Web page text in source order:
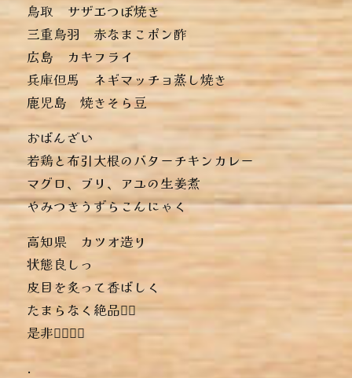
︎鳥取 サザエつぼ焼き
︎三重鳥羽 赤なまこポン酢
︎広島 カキフライ
︎兵庫但馬 ネギマッチョ蒸し焼き
︎鹿児島 焼きそら豆
おばんざい
︎若鶏と布引大根のバターチキンカレー
︎マグロ、ブリ、アユの生姜煮
︎やみつきうずらこんにゃく
高知県 カツオ造り
状態良しっ️
皮目を炙って香ばしく
たまらなく絶品っ🏻
是非っ🏻‍🏻‍🏻‍
.